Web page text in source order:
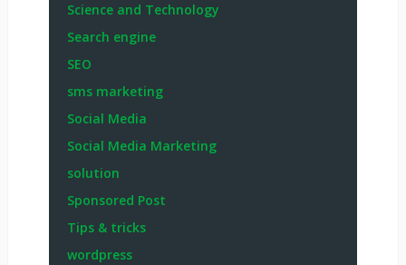
Science and Technology
Search engine
SEO
sms marketing
Social Media
Social Media Marketing
solution
Sponsored Post
Tips & tricks
wordpress